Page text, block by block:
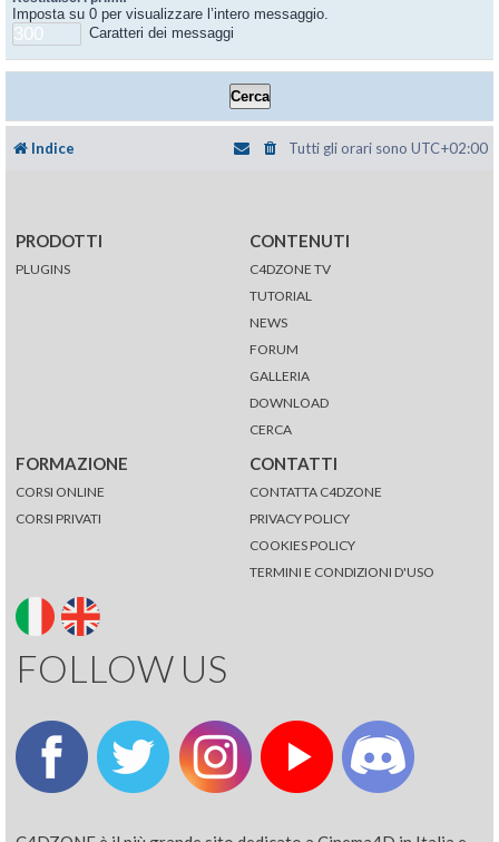
Imposta su 0 per visualizzare l’intero messaggio.
Caratteri dei messaggi
Indice Tutti gli orari sono UTC+02:00
PRODOTTI
PLUGINS
CONTENUTI
C4DZONE TV
TUTORIAL
NEWS
FORUM
GALLERIA
DOWNLOAD
CERCA
FORMAZIONE
CORSI ONLINE
CORSI PRIVATI
CONTATTI
CONTATTA C4DZONE
PRIVACY POLICY
COOKIES POLICY
TERMINI E CONDIZIONI D'USO
FOLLOW US